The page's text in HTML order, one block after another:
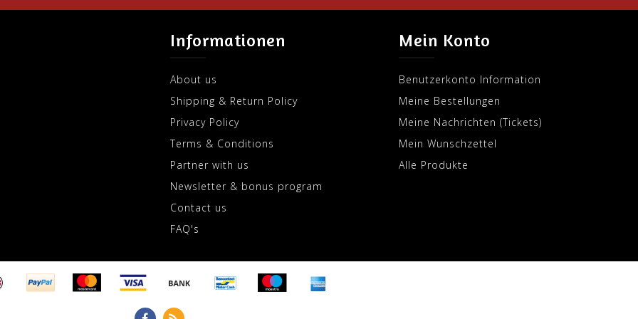
Informationen
About us
Shipping & Return Policy
Privacy Policy
Terms & Conditions
Partner with us
Newsletter & bonus program
Contact us
FAQ's
Mein Konto
Benutzerkonto Information
Meine Bestellungen
Meine Nachrichten (Tickets)
Mein Wunschzettel
Alle Produkte